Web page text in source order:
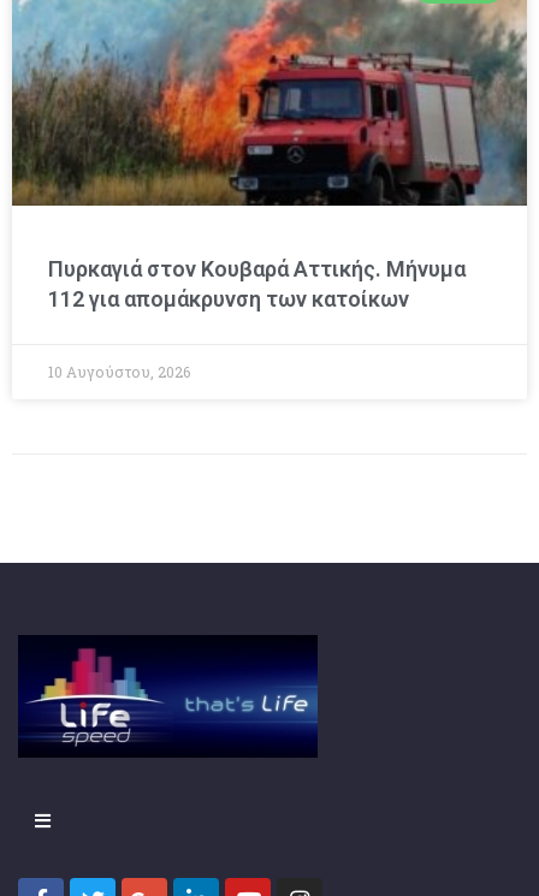
Πυρκαγιά στον Κουβαρά Αττικής. Μήνυμα
112 για απομάκρυνση των κατοίκων
10 Αυγούστου, 2026